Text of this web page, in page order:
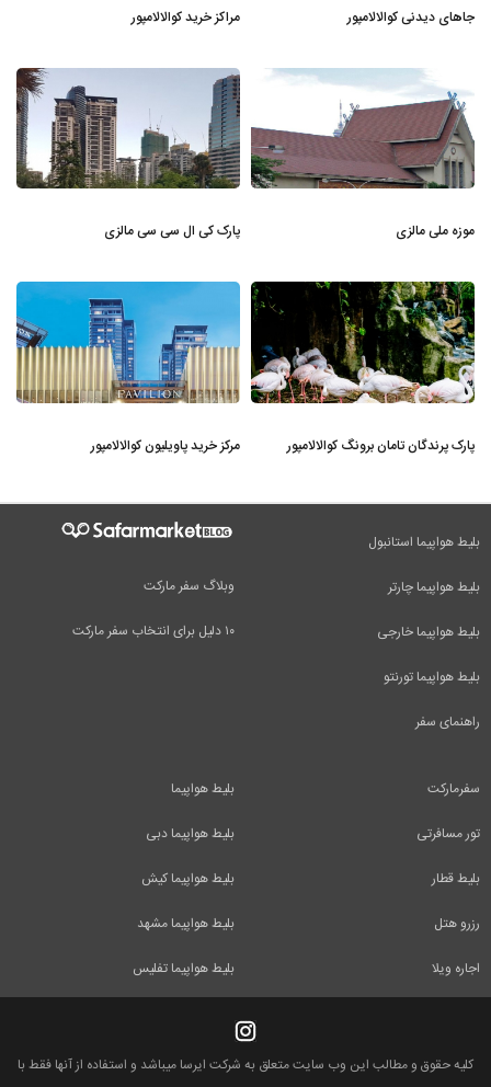
جاهای دیدنی کوالالامپور مراکز خرید کوالالامپور
موزه ملی مالزی پارک کی ال سی سی مالزی
پارک پرندگان تامان برونگ کوالالامپور مرکز خرید پاویلیون کوالالامپور
وبلاگ سفر مارکت
۱۰ دلیل برای انتخاب سفر مارکت
بلیط هواپیما استانبول
بلیط هواپیما چارتر
بلیط هواپیما خارجی
بلیط هواپیما تورنتو
راهنمای سفر
بلیط هواپیما
بلیط هواپیما دبی
بلیط هواپیما کیش
بلیط هواپیما مشهد
بلیط هواپیما تفلیس
سفرمارکت
تور مسافرتی
بلیط قطار
رزرو هتل
اجاره ویلا
کلیه حقوق و مطالب این وب سایت متعلق به شرکت ایرسا میباشد و استفاده از آنها فقط با